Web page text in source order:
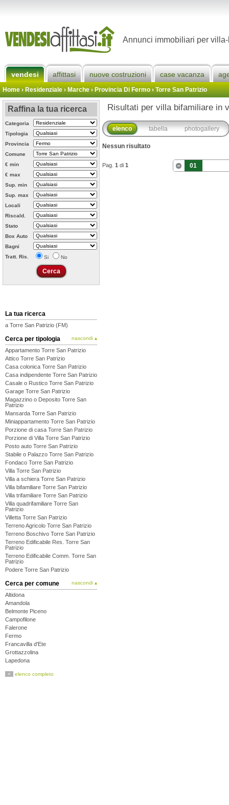
Annunci immobiliari per
vendesi affittasi nuove costruzioni case vacanza
Home› Residenziale › Marche ›Provincia Di Fermo›Torre San Patrizio
Raffina la tua ricerca
Categoria
Tipologia
Provincia
Comune
€ min
€ max
Sup. min
Sup. max
Locali
Riscald.
Stato
Box Auto
Bagni
Tratt. Ris.
Si No
La tua ricerca
a Torre San Patrizio (FM)
Cerca per tipologia nascondi ▴
Appartamento Torre San Patrizio
Attico Torre San Patrizio
Casa colonica Torre San Patrizio
Casa indipendente Torre San Patrizio
Casale o Rustico Torre San Patrizio
Garage Torre San Patrizio
Magazzino o Deposito Torre San
Patrizio
Mansarda Torre San Patrizio
Miniappartamento Torre San Patrizio
Porzione di casa Torre San Patrizio
Porzione di Villa Torre San Patrizio
Posto auto Torre San Patrizio
Stabile o Palazzo Torre San Patrizio
Fondaco Torre San Patrizio
Villa Torre San Patrizio
Villa a schiera Torre San Patrizio
Villa bifamiliare Torre San Patrizio
Villa trifamiliare Torre San Patrizio
Villa quadrifamiliare Torre San
Patrizio
Villetta Torre San Patrizio
Terreno Agricolo Torre San Patrizio
Terreno Boschivo Torre San Patrizio
Terreno Edificabile Res. Torre San
Patrizio
Terreno Edificabile Comm. Torre San
Patrizio
Podere Torre San Patrizio
Cerca per comune nascondi ▴
Altidona
Amandola
Belmonte Piceno
Campofilone
Falerone
Fermo
Francavilla d'Ete
Grottazzolina
Lapedona
Massa Fermana
+ elenco completo
Risultati per villa bifamiliare in
elenco tabella photogallery
Nessun risultato
Pag. 1 di 1 01